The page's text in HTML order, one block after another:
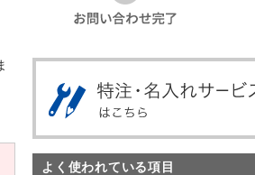
よく使われている項目